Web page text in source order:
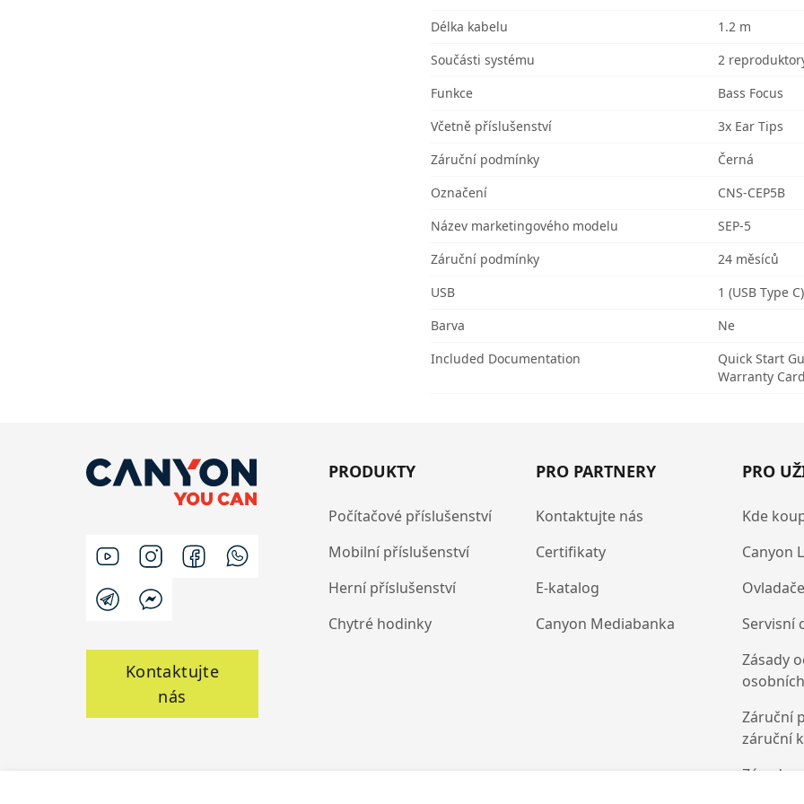
Délka kabelu
1.2 m
Součásti systému
2
Funkce
Bass Focus
Včetně příslušenství
3x Ear Tips
Záruční podmínky
Černá
Označení
CNS-CEP5B
Název marketingového modelu
SEP-5
Záruční podmínky
24 měsíců
USB
1 (USB Type C)
Barva
Ne
Included Documentation
Quick Start
Warranty Card
Kontaktujte
nás
PRODUKTY
Počítačové příslušenství
Mobilní příslušenství
Herní příslušenství
Chytré hodinky
PRO PARTNERY
Kontaktujte nás
Certifikaty
E-katalog
Canyon Mediabanka
PRO
Kde
Canyon
Servisní
Zásady
Záruční
záruční
Zásady